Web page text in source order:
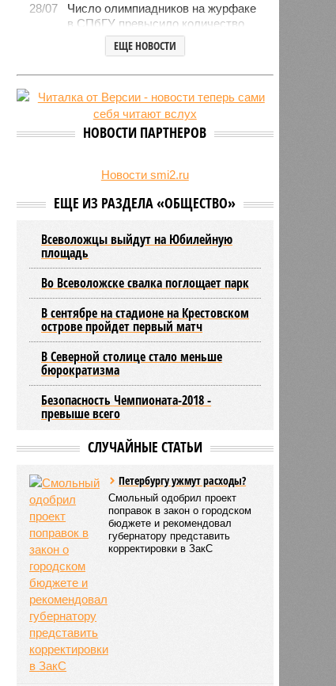
28/07
Число олимпиадников на журфаке
в СПбГУ превысило количество
бюджетных мест
Рейды против подростков-
неформалов проведут в городе на
Оплатить проезд в наземном
транспорте Петербурга можно
будет по геолокации
отключения горячей воды в
ЕЩЕ НОВОСТИ
НОВОСТИ ПАРТНЕРОВ
Новости smi2.ru
ЕЩЕ ИЗ РАЗДЕЛА «ОБЩЕСТВО»
Всеволожцы выйдут на Юбилейную
площадь
Во Всеволожске свалка поглощает парк
В сентябре на стадионе на Крестовском
острове пройдет первый матч
В Северной столице стало меньше
бюрократизма
Безопасность Чемпионата-2018 -
превыше всего
СЛУЧАЙНЫЕ СТАТЬИ
Петербургу ужмут расходы?
Смольный одобрил проект
поправок в закон о городском
бюджете и рекомендовал
губернатору представить
корректировки в ЗакС